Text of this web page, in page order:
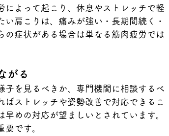
によって起こり、休息やストレッチで軽
肩こりは、痛みが強い・長期間続く・
の症状がある場合は単なる筋肉疲労では
がる
子を見るべきか、専門機関に相談するべ
ストレッチや姿勢改善で対応できるこ
めの対応が望ましいとされています。
です。